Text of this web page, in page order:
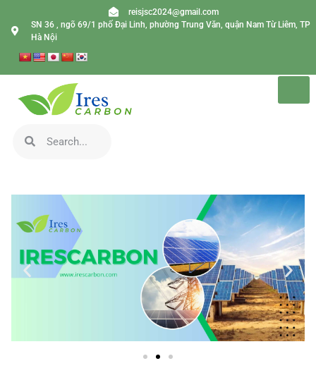
reisjsc2024@gmail.com
SN 36 , ngõ 69/1 phố Đại Linh, phường Trung Văn, quận Nam Từ Liêm, TP
Hà Nội